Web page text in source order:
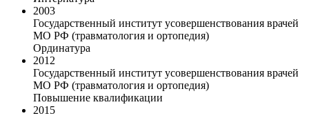
2003
Государственный институт усовершенствования врачей
МО РФ (травматология и ортопедия)
Ординатура
2012
Государственный институт усовершенствования врачей
МО РФ (травматология и ортопедия)
Повышение квалификации
2015